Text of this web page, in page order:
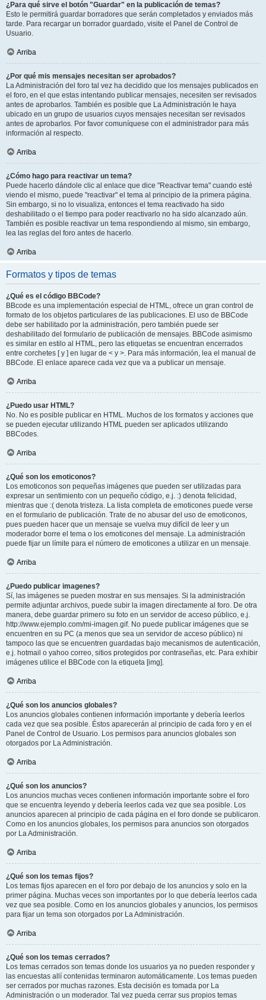
¿Para qué sirve el botón "Guardar" en la publicación de temas?
Esto le permitirá guardar borradores que serán completados y enviados más
tarde. Para recargar un borrador guardado, visite el Panel de Control de
Usuario.
Arriba
¿Por qué mis mensajes necesitan ser aprobados?
La Administración del foro tal vez ha decidido que los mensajes publicados en
el foro, en el que estas intentando publicar mensajes, necesiten ser revisados
antes de aprobarlos. También es posible que La Administración le haya
ubicado en un grupo de usuarios cuyos mensajes necesitan ser revisados
antes de aprobarlos. Por favor comuníquese con el administrador para más
información al respecto.
Arriba
¿Cómo hago para reactivar un tema?
Puede hacerlo dándole clic al enlace que dice "Reactivar tema" cuando esté
viendo el mismo, puede "reactivar" el tema al principio de la primera página.
Sin embargo, si no lo visualiza, entonces el tema reactivado ha sido
deshabilitado o el tiempo para poder reactivarlo no ha sido alcanzado aún.
También es posible reactivar un tema respondiendo al mismo, sin embargo,
lea las reglas del foro antes de hacerlo.
Arriba
Formatos y tipos de temas
¿Qué es el código BBCode?
BBcode es una implementación especial de HTML, ofrece un gran control de
formato de los objetos particulares de las publicaciones. El uso de BBCode
debe ser habilitado por la administración, pero también puede ser
deshabilitado del formulario de publicación de mensajes. BBCode asimismo
es similar en estilo al HTML, pero las etiquetas se encuentran encerrados
entre corchetes [ y ] en lugar de < y >. Para más información, lea el manual de
BBCode. El enlace aparece cada vez que va a publicar un mensaje.
Arriba
¿Puedo usar HTML?
No. No es posible publicar en HTML. Muchos de los formatos y acciones que
se pueden ejecutar utilizando HTML pueden ser aplicados utilizando
BBCodes.
Arriba
¿Qué son los emoticonos?
Los emoticonos son pequeñas imágenes que pueden ser utilizadas para
expresar un sentimiento con un pequeño código, e.j. :) denota felicidad,
mientras que :( denota tristeza. La lista completa de emoticones puede verse
en el formulario de publicación. Trate de no abusar del uso de emoticonos,
pues pueden hacer que un mensaje se vuelva muy difícil de leer y un
moderador borre el tema o los emoticones del mensaje. La administración
puede fijar un límite para el número de emoticones a utilizar en un mensaje.
Arriba
¿Puedo publicar imagenes?
Sí, las imágenes se pueden mostrar en sus mensajes. Si la administración
permite adjuntar archivos, puede subir la imagen directamente al foro. De otra
manera, debe guardar primero su foto en un servidor de acceso público, e.j.
http://www.ejemplo.com/mi-imagen.gif. No puede publicar imágenes que se
encuentren en su PC (a menos que sea un servidor de acceso público) ni
tampoco las que se encuentren guardadas bajo mecanismos de autenticación,
e.j. hotmail o yahoo correo, sitios protegidos por contraseñas, etc. Para exhibir
imágenes utilice el BBCode con la etiqueta [img].
Arriba
¿Qué son los anuncios globales?
Los anuncios globales contienen información importante y debería leerlos
cada vez que sea posible. Éstos aparecerán al principio de cada foro y en el
Panel de Control de Usuario. Los permisos para anuncios globales son
otorgados por La Administración.
Arriba
¿Qué son los anuncios?
Los anuncios muchas veces contienen información importante sobre el foro
que se encuentra leyendo y debería leerlos cada vez que sea posible. Los
anuncios aparecen al principio de cada página en el foro donde se publicaron.
Como en los anuncios globales, los permisos para anuncios son otorgados
por La Administración.
Arriba
¿Qué son los temas fijos?
Los temas fijos aparecen en el foro por debajo de los anuncios y solo en la
primer página. Muchas veces son importantes por lo que debería leerlos cada
vez que sea posible. Como en los anuncios globales y anuncios, los permisos
para fijar un tema son otorgados por La Administración.
Arriba
¿Qué son los temas cerrados?
Los temas cerrados son temas donde los usuarios ya no pueden responder y
las encuestas allí contenidas terminaron automáticamente. Los temas pueden
ser cerrados por muchas razones. Esta decisión es tomada por La
Administración o un moderador. Tal vez pueda cerrar sus propios temas